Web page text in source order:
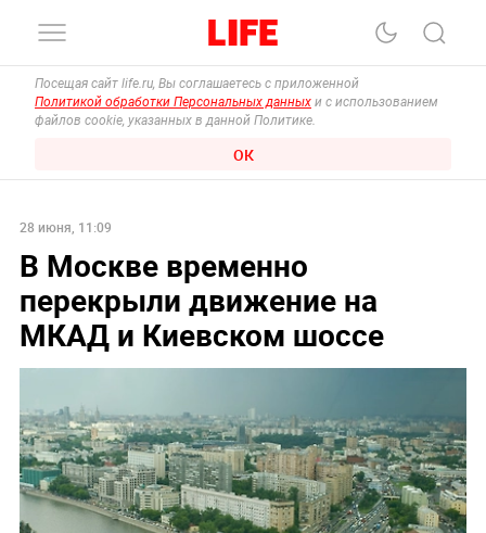
Посещая сайт life.ru, Вы соглашаетесь с приложенной
Политикой обработки Персональных данных и с использованием
файлов cookie, указанных в данной Политике.
ОК
28 июня, 11:09
В Москве временно
перекрыли движение на
МКАД и Киевском шоссе